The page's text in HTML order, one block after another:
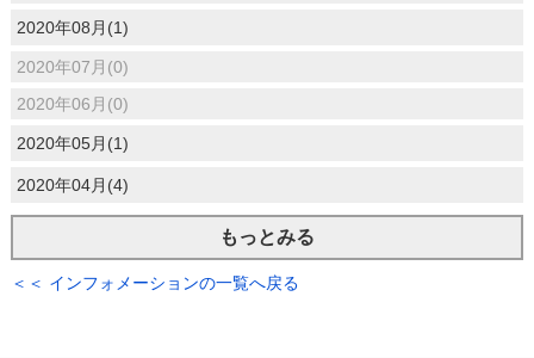
2020年08月(1)
2020年07月(0)
2020年06月(0)
2020年05月(1)
2020年04月(4)
もっとみる
＜＜ インフォメーションの一覧へ戻る